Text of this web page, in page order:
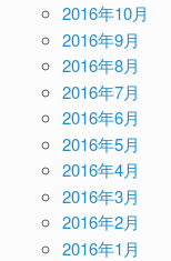
2016年10月
2016年9月
2016年8月
2016年7月
2016年6月
2016年5月
2016年4月
2016年3月
2016年2月
2016年1月